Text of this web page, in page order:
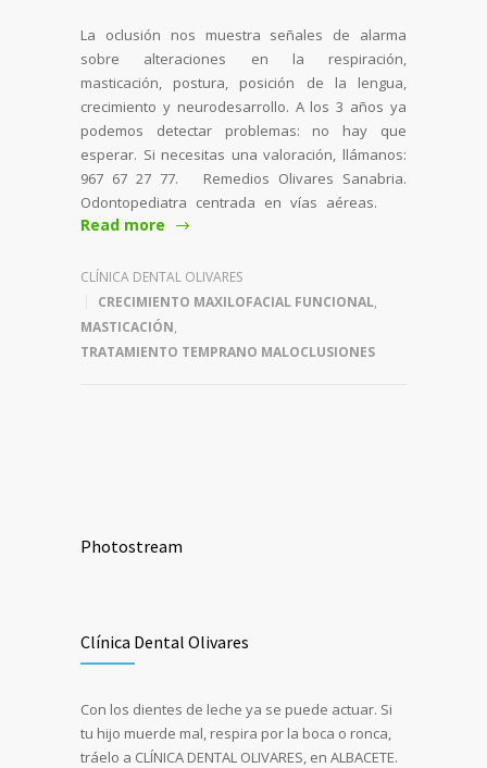
La oclusión nos muestra señales de alarma
sobre alteraciones en la respiración,
masticación, postura, posición de la lengua,
crecimiento y neurodesarrollo. A los 3 años ya
podemos detectar problemas: no hay que
esperar. Si necesitas una valoración, llámanos:
967 67 27 77. Remedios Olivares Sanabria.
Odontopediatra centrada en vías aéreas.
Read more
CLÍNICA DENTAL OLIVARES
CRECIMIENTO MAXILOFACIAL FUNCIONAL,
MASTICACIÓN,
TRATAMIENTO TEMPRANO MALOCLUSIONES
Photostream
Clínica Dental Olivares
Con los dientes de leche ya se puede actuar. Si
tu hijo muerde mal, respira por la boca o ronca,
tráelo a CLÍNICA DENTAL OLIVARES, en ALBACETE.